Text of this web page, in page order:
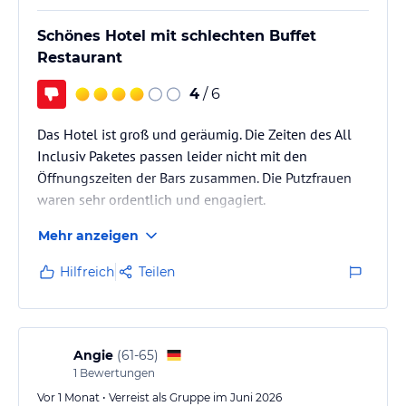
Schönes Hotel mit schlechten Buffet
Restaurant
4 / 6
Das Hotel ist groß und geräumig. Die Zeiten des All
Inclusiv Paketes passen leider nicht mit den
Öffnungszeiten der Bars zusammen. Die Putzfrauen
waren sehr ordentlich und engagiert.
Mehr anzeigen
Hilfreich Teilen
Angie (61-65)
1 Bewertungen
Vor 1 Monat • Verreist als Gruppe im Juni 2026